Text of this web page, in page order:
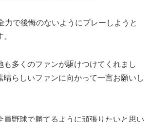
力で後悔のないようにプレーしようと
も多くのファンが駆けつけてくれまし
晴らしいファンに向かって一言お願いし
員野球で勝てるように頑張りたいと思い